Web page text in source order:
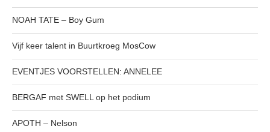
NOAH TATE – Boy Gum
Vijf keer talent in Buurtkroeg MosCow
EVENTJES VOORSTELLEN: ANNELEE
BERGAF met SWELL op het podium
APOTH – Nelson